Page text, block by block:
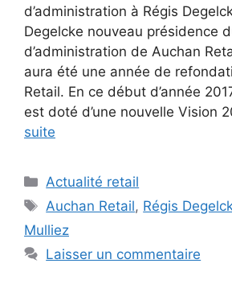
d’administration à Régis
Degelcke nouveau présidence
d’administration de Auchan
aura été une année de
Retail. En ce début d’année
est doté d’une nouvelle Vision
suite
Catégories
Actualité retail
Étiquettes
Auchan Retail, Régis
Mulliez
Laisser un commentaire